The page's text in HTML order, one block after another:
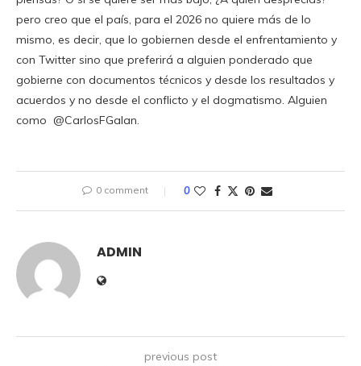
pero creo que el país, para el 2026 no quiere más de lo
mismo, es decir, que lo gobiernen desde el enfrentamiento y
con Twitter sino que preferirá a alguien ponderado que
gobierne con documentos técnicos y desde los resultados y
acuerdos y no desde el conflicto y el dogmatismo. Alguien
como @CarlosFGalan.
0 comment 0
ADMIN
previous post